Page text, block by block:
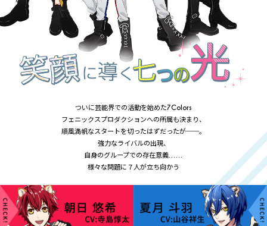
ついに芸能界での活動を始めた7Colors
フェニックスプロダクションへの所属も決まり、
順風満帆なスタートを切ったはずだったが──。
強力なライバルの出現、
自身のグループでの存在意義……
様々な問題に７人が立ち向かう